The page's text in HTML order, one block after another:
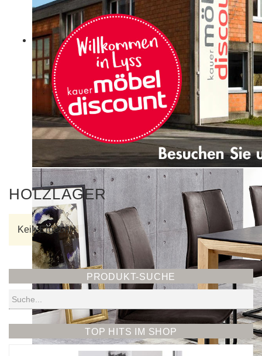
HOLZLAGER
Kein Ergebnis
PRODUKT-SUCHE
Suchen
TOP HITS IM SHOP